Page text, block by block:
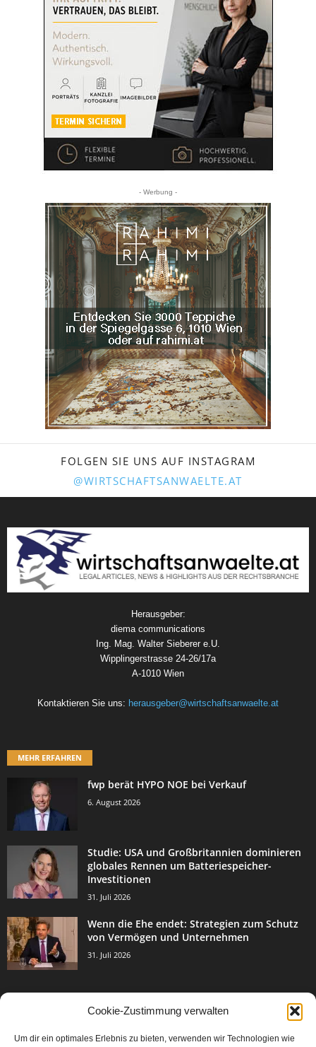
Cookie-Zustimmung verwalten
Um dir ein optimales Erlebnis zu bieten, verwenden wir Technologien wie
- Werbung -
FOLGEN SIE UNS AUF INSTAGRAM
@WIRTSCHAFTSANWAELTE.AT
Herausgeber:
diema communications
Ing. Mag. Walter Sieberer e.U.
Wipplingerstrasse 24-26/17a
A-1010 Wien
Kontaktieren Sie uns: herausgeber@wirtschaftsanwaelte.at
MEHR ERFAHREN
fwp berät HYPO NOE bei Verkauf
6. August 2026
Studie: USA und Großbritannien dominieren
globales Rennen um Batteriespeicher-
Investitionen
31. Juli 2026
Wenn die Ehe endet: Strategien zum Schutz
von Vermögen und Unternehmen
31. Juli 2026
Events & Success 3003